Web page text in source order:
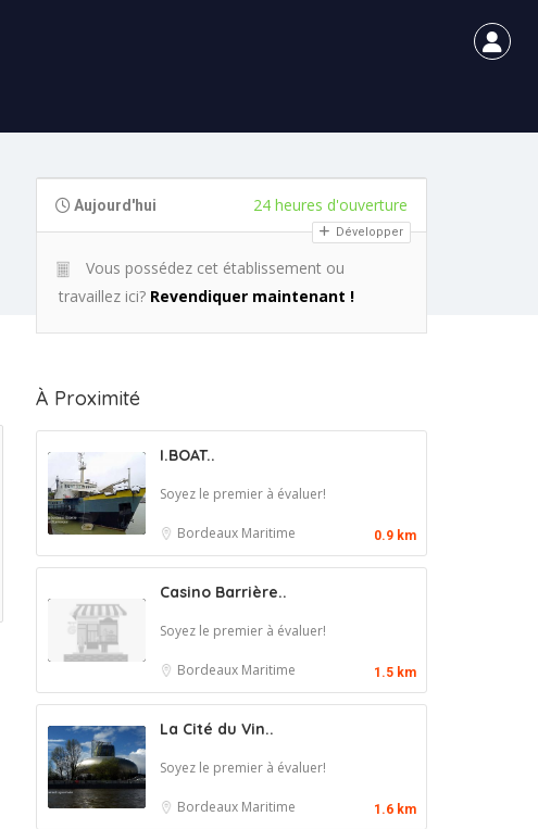
Aujourd'hui 24 heures d'ouverture
Développer
Vous possédez cet établissement ou
travaillez ici? Revendiquer maintenant !
À Proximité
I.BOAT..
Soyez le premier à évaluer!
Bordeaux Maritime 0.9 km
Casino Barrière..
Soyez le premier à évaluer!
Bordeaux Maritime 1.5 km
La Cité du Vin..
Soyez le premier à évaluer!
Bordeaux Maritime 1.6 km